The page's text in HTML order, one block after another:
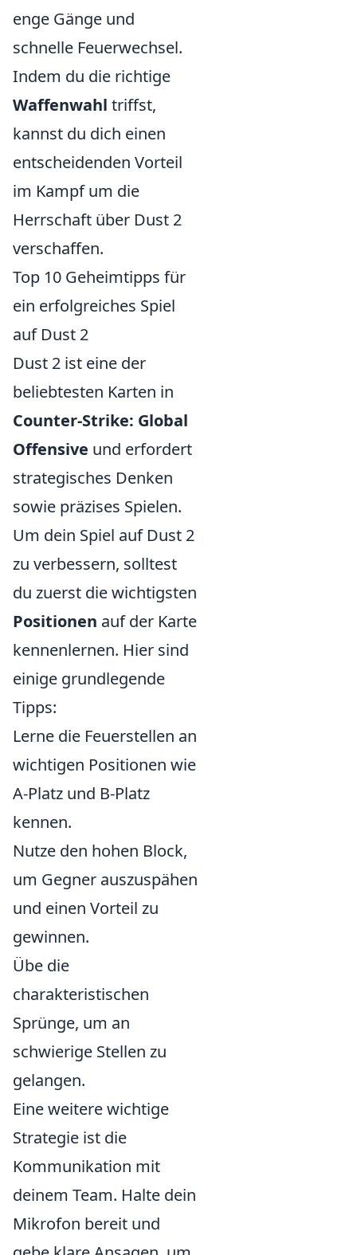
enge Gänge und
schnelle Feuerwechsel.
Indem du die richtige
Waffenwahl triffst,
kannst du dich einen
entscheidenden Vorteil
im Kampf um die
Herrschaft über Dust 2
verschaffen.
Top 10 Geheimtipps für
ein erfolgreiches Spiel
auf Dust 2
Dust 2 ist eine der
beliebtesten Karten in
Counter-Strike: Global
Offensive und erfordert
strategisches Denken
sowie präzises Spielen.
Um dein Spiel auf Dust 2
zu verbessern, solltest
du zuerst die wichtigsten
Positionen auf der Karte
kennenlernen. Hier sind
einige grundlegende
Tipps:
Lerne die Feuerstellen an
wichtigen Positionen wie
A-Platz und B-Platz
kennen.
Nutze den hohen Block,
um Gegner auszuspähen
und einen Vorteil zu
gewinnen.
Übe die
charakteristischen
Sprünge, um an
schwierige Stellen zu
gelangen.
Eine weitere wichtige
Strategie ist die
Kommunikation mit
deinem Team. Halte dein
Mikrofon bereit und